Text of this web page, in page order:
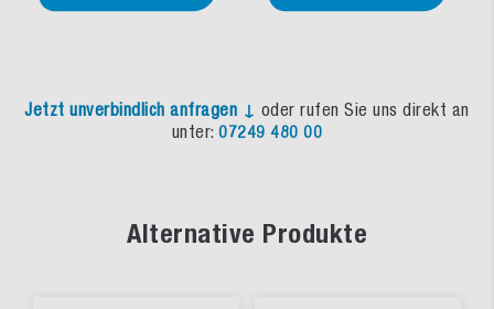
Jetzt unverbindlich anfragen ↓ oder rufen Sie uns direkt an
unter:07249 480 00
Alternative Produkte